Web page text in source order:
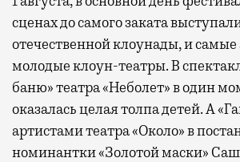
сценах до самого заката
отечественной клоунады, и
молодые клоун-театры. В
баню» театра «Неболет» в один
оказалась целая толпа детей. А
артистами театра «Около» в
номинантки «Золотой маски»